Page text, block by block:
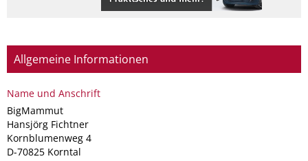
Allgemeine Informationen
Name und Anschrift
BigMammut
Hansjörg Fichtner
Kornblumenweg 4
D-70825 Korntal